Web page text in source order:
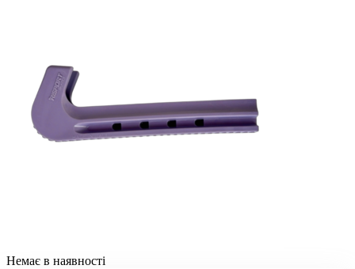
Немає в наявності